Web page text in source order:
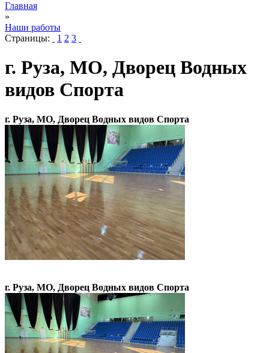
Главная
»
Наши работы
Страницы:
1 2 3
г. Руза, МО, Дворец Водных
видов Спорта
г. Руза, МО, Дворец Водных видов Спорта
г. Руза, МО, Дворец Водных видов Спорта